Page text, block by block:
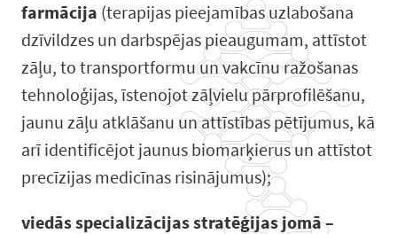
farmācija (terapijas pieejamības uzlabošana
dzīvildzes un darbspējas pieaugumam, attīstot
zāļu, to transportformu un vakcīnu ražošanas
tehnoloģijas, īstenojot zāļvielu pārprofilēšanu,
jaunu zāļu atklāšanu un attīstības pētījumus, kā
arī identificējot jaunus biomarķierus un attīstot
precīzijas medicīnas risinājumus);
viedās specializācijas stratēģijas jomā –